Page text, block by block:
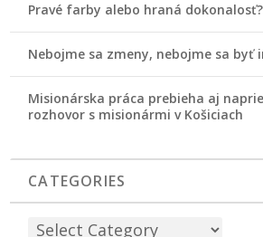
Pravé farby alebo hraná dokonalosť?
Nebojme sa zmeny, nebojme sa byť
Misionárska práca prebieha aj
rozhovor s misionármi v Košiciach
CATEGORIES